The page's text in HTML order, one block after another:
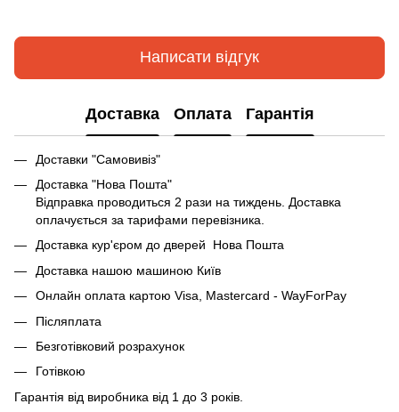
Написати відгук
Доставка Оплата Гарантія
Доставки "Самовивіз"
Доставка "Нова Пошта"
Відправка проводиться 2 рази на тиждень. Доставка
оплачується за тарифами перевізника.
Доставка кур'єром до дверей Нова Пошта
Доставка нашою машиною Київ
Онлайн оплата картою Visa, Mastercard - WayForPay
Післяплата
Безготівковий розрахунок
Готівкою
Гарантія від виробника від 1 до 3 років.